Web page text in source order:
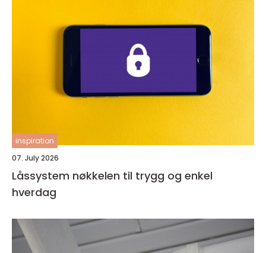
inspiration
07. July 2026
Låssystem nøkkelen til trygg og enkel
hverdag